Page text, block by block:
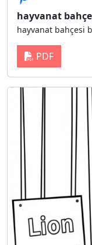
hayvanat
hayvanat bahçesi
PDF